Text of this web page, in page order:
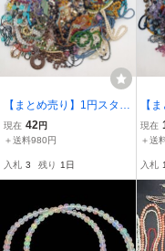
【まとめ売り】1円スター
ト アクセサリー ハンドメ
イド ビーズ ネックレス
出品 総重量約3,006g レデ
現在 42円
＋送料980円
入札 3 残り 1日
【
ト
イド
出品
ィ
現在
＋送
入札 1